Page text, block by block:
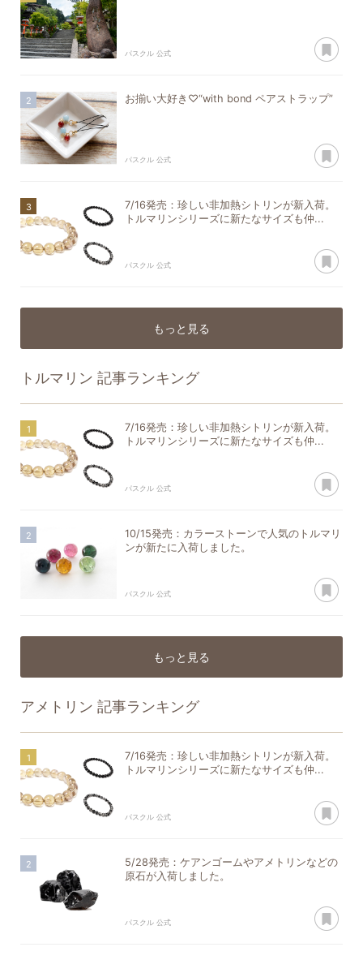
パスクル 公式
お揃い大好き♡“with bond ペアストラップ”
パスクル 公式
7/16発売：珍しい非加熱シトリンが新入荷。
トルマリンシリーズに新たなサイズも仲...
パスクル 公式
もっと見る
トルマリン 記事ランキング
7/16発売：珍しい非加熱シトリンが新入荷。
トルマリンシリーズに新たなサイズも仲...
パスクル 公式
10/15発売：カラーストーンで人気のトルマリ
ンが新たに入荷しました。
パスクル 公式
もっと見る
アメトリン 記事ランキング
7/16発売：珍しい非加熱シトリンが新入荷。
トルマリンシリーズに新たなサイズも仲...
パスクル 公式
5/28発売：ケアンゴームやアメトリンなどの
原石が入荷しました。
パスクル 公式